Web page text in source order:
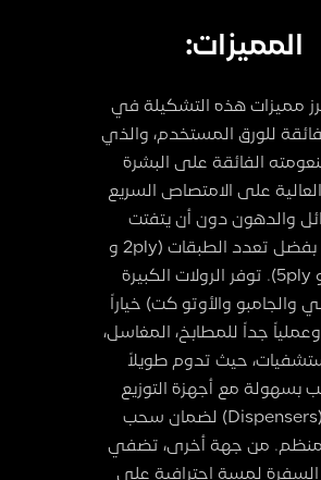
المميزات:
مميزات هذه التشكيلة في
للورق المستخدم، والذي
الفائقة على البشرة
على الامتصاص السريع
والدهون دون أن يتفتت
بسهولة بفضل تعدد الطبقات (2ply و
4ply و 5ply). توفر الرولات الكبيرة
والجامبو والأوتو كت) خياراً
وعملياً جداً للمطابخ، المغاسل،
حيث تدوم طويلاً
بسهولة مع أجهزة التوزيع
الآلية (Dispensers) لضمان سحب
من جهة أخرى، تضفي
السفرة لمسة احترافية على